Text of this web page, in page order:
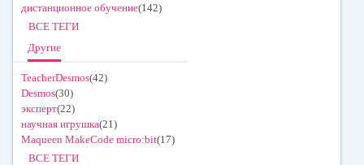
дистанционное обучение(142)
ВСЕ ТЕГИ
Другие
TeacherDesmos(42)
Desmos(30)
эксперт(22)
научная игрушка(21)
Maqueen MakeCode micro:bit(17)
ВСЕ ТЕГИ